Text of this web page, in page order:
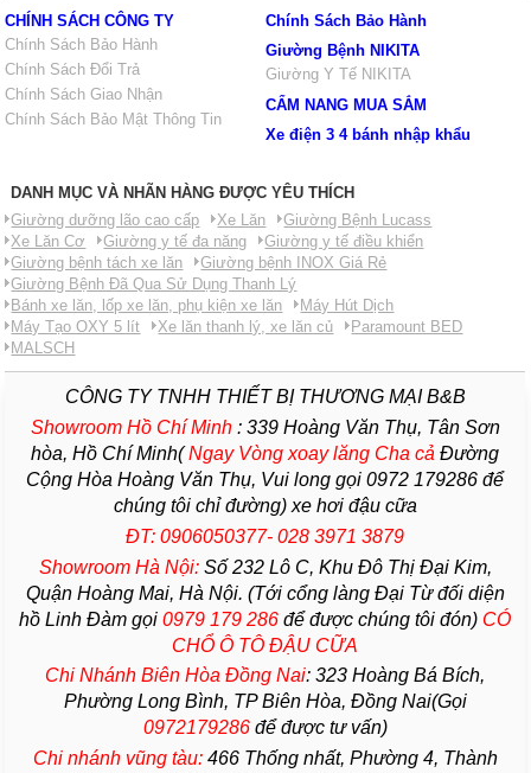
CHÍNH SÁCH CÔNG TY
Chính Sách Bảo Hành
Chính Sách Đổi Trả
Chính Sách Giao Nhận
Chính Sách Bảo Mật Thông Tin
Chính Sách Bảo Hành
Giường Bệnh NIKITA
Giường Y Tế NIKITA
CẨM NANG MUA SẮM
Xe điện 3 4 bánh nhập khẩu
DANH MỤC VÀ NHÃN HÀNG ĐƯỢC YÊU THÍCH
Giường dưỡng lão cao cấp
Xe Lăn
Giường Bệnh Lucass
Xe Lăn Cơ
Giường y tế đa năng
Giường y tế điều khiển
Giường bệnh tách xe lăn
Giường bệnh INOX Giá Rẻ
Giường Bệnh Đã Qua Sử Dụng Thanh Lý
Bánh xe lăn, lốp xe lăn, phụ kiện xe lăn
Máy Hút Dịch
Máy Tạo OXY 5 lít
Xe lăn thanh lý, xe lăn củ
Paramount BED
MALSCH
CÔNG TY TNHH THIẾT BỊ THƯƠNG MẠI B&B
Showroom Hồ Chí Minh:339 Hoàng Văn Thụ, Tân Sơn
hòa, Hồ Chí Minh(Ngay Vòng xoay lăng Cha cả Đường
Cộng Hòa Hoàng Văn Thụ, Vui long gọi 0972 179286 để
chúng tôi chỉ đường) xe hơi đậu cữa
ĐT: 0906050377- 028 3971 3879
Showroom Hà Nội:Số 232 Lô C, Khu Đô Thị Đại Kim,
Quận Hoàng Mai, Hà Nội. (Tới cổng làng Đại Từ đối diện
hồ Linh Đàm gọi0979 179 286 để được chúng tôi đón) CÓ
CHỔ Ô TÔ ĐẬU CỮA
Chi Nhánh Biên Hòa Đồng Nai: 323 Hoàng Bá Bích,
Phường Long Bình, TP Biên Hòa, Đồng Nai(Gọi
0972179286để được tư vấn)
Chi nhánh vũng tàu:466 Thống nhất, Phường4, Thành